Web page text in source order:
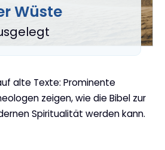
Wüste
alte Texte: Prominente
zeigen, wie die Bibel zur
Spiritualität werden kann.